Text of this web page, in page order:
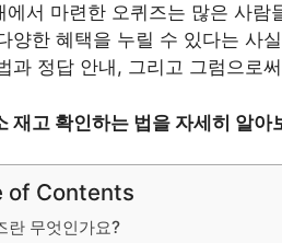
에서 마련한 오퀴즈는 많은 사
양한 혜택을 누릴 수 있다는 사
과 정답 안내, 그리고 그럼으로
재고 확인하는 법을 자세히 알아
of Contents
란 무엇인가요?